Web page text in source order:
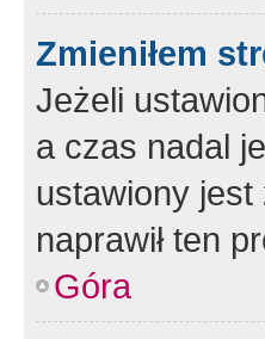
Zmieniłem
Jeżeli
a czas nadal
ustawiony
naprawił ten
Góra